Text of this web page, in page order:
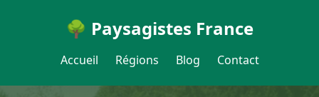
🌳 Paysagistes France
Accueil Régions Blog Contact